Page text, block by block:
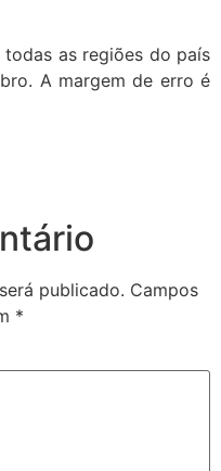
as regiões do país
A margem de erro é
publicado. Campos
*